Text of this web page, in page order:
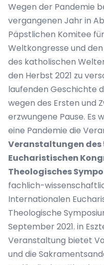
Wegen der Pandemie
vergangenen Jahr in
Päpstlichen Komitee
Weltkongresse und
des katholischen
den Herbst 2021 zu
laufenden Geschichte
wegen des Ersten und
erzwungene Pause. Es
eine Pandemie die
Veranstaltungen
Eucharistischen
Theologisches
fachlich-
Internationalen
Theologische
September 2021. in
Veranstaltung bietet
und die